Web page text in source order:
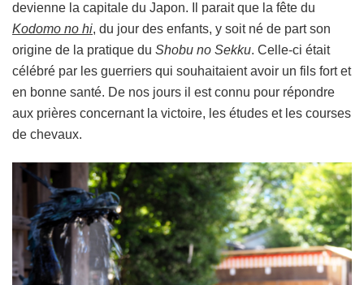
Kyoto
devienne la capitale du Japon. Il parait que la fête du
Kodomo no hi, du jour des enfants, y soit né de part son
origine de la pratique du Shobu no Sekku. Celle-ci était
célébré par les guerriers qui souhaitaient avoir un fils fort et
en bonne santé. De nos jours il est connu pour répondre
aux prières concernant la victoire, les études et les courses
de chevaux.